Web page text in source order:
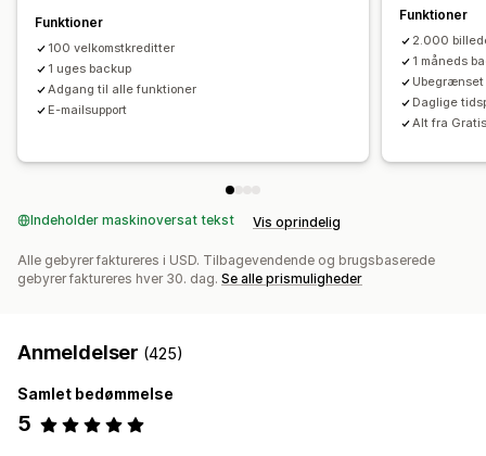
Sporing Test
Funktioner
100 velkomstkreditter
1 uges backup
Adgang til alle funktioner
E-mailsupport
Funktioner
2.000
1 måneds
Daglige
Alt fra
Indeholder maskinoversat tekst Vis oprindelig
Alle gebyrer faktureres i USD. Tilbagevendende og brugsbaserede
gebyrer faktureres hver 30. dag. Se alle prismuligheder
Anmeldelser (425)
Samlet bedømmelse
5